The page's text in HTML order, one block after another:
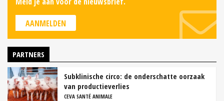
AANMELDEN
PARTNERS
Subklinische circo: de onderschatte oorzaak
van productieverlies
CEVA SANTÉ ANIMALE